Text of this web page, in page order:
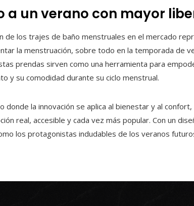
a un verano con mayor
de los trajes de baño menstruales en el mercado
la menstruación, sobre todo en la temporada de
prendas sirven como una herramienta para
y su comodidad durante su ciclo menstrual.
donde la innovación se aplica al bienestar y al
real, accesible y cada vez más popular. Con un
los protagonistas indudables de los veranos